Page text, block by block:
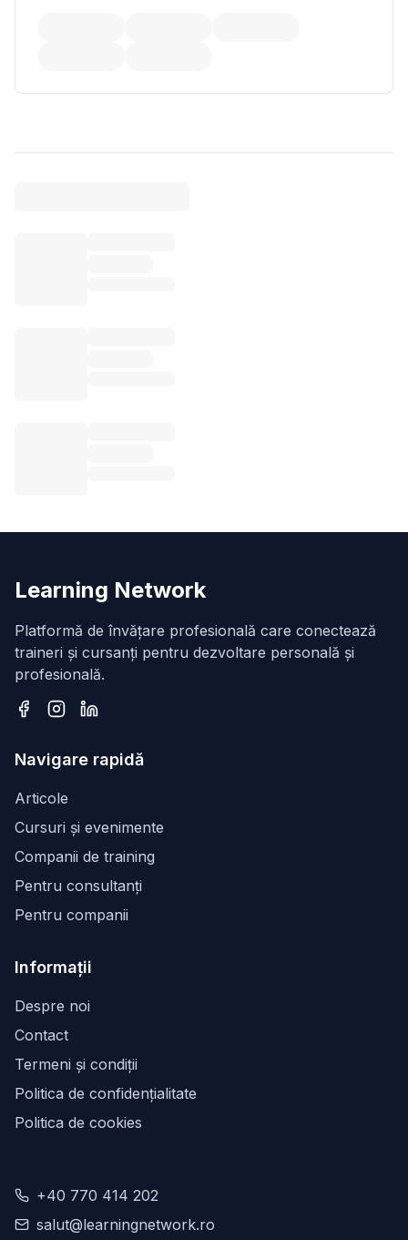
Learning Network
Platformă de învățare profesională care conectează
traineri și cursanți pentru dezvoltare personală și
profesională.
Navigare rapidă
Articole
Cursuri și evenimente
Companii de training
Pentru consultanți
Pentru companii
Informații
Despre noi
Contact
Termeni și condiții
Politica de confidențialitate
Politica de cookies
+40 770 414 202
salut@learningnetwork.ro